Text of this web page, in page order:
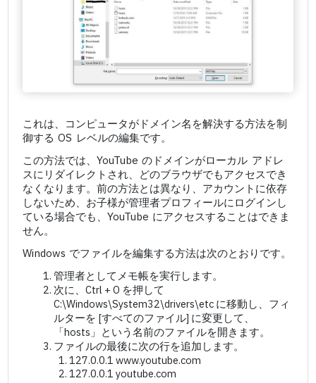
これは、コンピュータがドメイン名を解決する方法を制
御する OS レベルの編集です。
この方法では、YouTube のドメインがローカル アドレ
スにリダイレクトされ、どのブラウザでもアクセスでき
なくなります。前の方法とは異なり、アカウントに依存
しないため、お子様が管理者プロフィールにログインし
ている場合でも、YouTube にアクセスすることはできま
せん。
Windows でファイルを編集する方法は次のとおりです。
管理者としてメモ帳を実行します。
次に、Ctrl + O を押して
C:\Windows\System32\drivers\etc に移動し、フィ
ルターを [すべてのファイル] に変更して、
「hosts」という名前のファイルを開きます。
ファイルの最後に次の行を追加します。
127.0.0.1 www.youtube.com
127.0.0.1 youtube.com